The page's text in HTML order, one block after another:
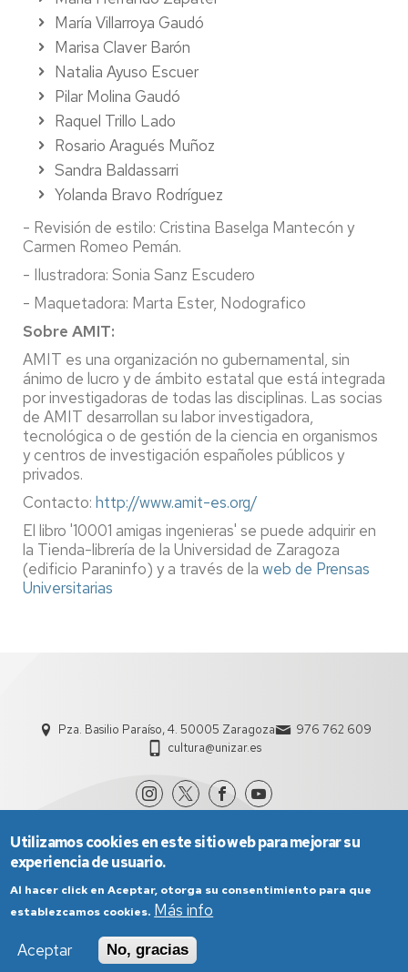
María Villarroya Gaudó
Marisa Claver Barón
Natalia Ayuso Escuer
Pilar Molina Gaudó
Raquel Trillo Lado
Rosario Aragués Muñoz
Sandra Baldassarri
Yolanda Bravo Rodríguez
- Revisión de estilo: Cristina Baselga Mantecón y
Carmen Romeo Pemán.
- Ilustradora: Sonia Sanz Escudero
- Maquetadora: Marta Ester, Nodografico
Sobre AMIT:
AMIT es una organización no gubernamental, sin
ánimo de lucro y de ámbito estatal que está integrada
por investigadoras de todas las disciplinas. Las socias
de AMIT desarrollan su labor investigadora,
tecnológica o de gestión de la ciencia en organismos
y centros de investigación españoles públicos y
privados.
Contacto: http://www.amit-es.org/
El libro '10001 amigas ingenieras' se puede adquirir en
la Tienda-librería de la Universidad de Zaragoza
(edificio Paraninfo) y a través de la web de Prensas
Universitarias
Pza. Basilio Paraíso, 4. 50005 Zaragoza
976 762 609
cultura@unizar.es
Política de Privacidad
Utilizamos cookies en este sitio web para mejorar su
experiencia de usuario.
Al hacer click en Aceptar, otorga su consentimiento para que
establezcamos cookies. Más info
Aceptar
No, gracias